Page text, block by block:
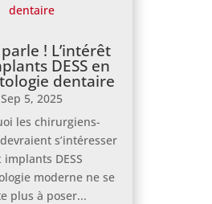
! L’intérêt
DESS en
dentaire
Sep 5, 2025
les chirurgiens-
s’intéresser
implants DESS
moderne ne se
plus à poser...